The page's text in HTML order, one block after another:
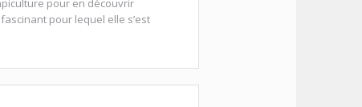
pour en découvrir
pour lequel elle s’est